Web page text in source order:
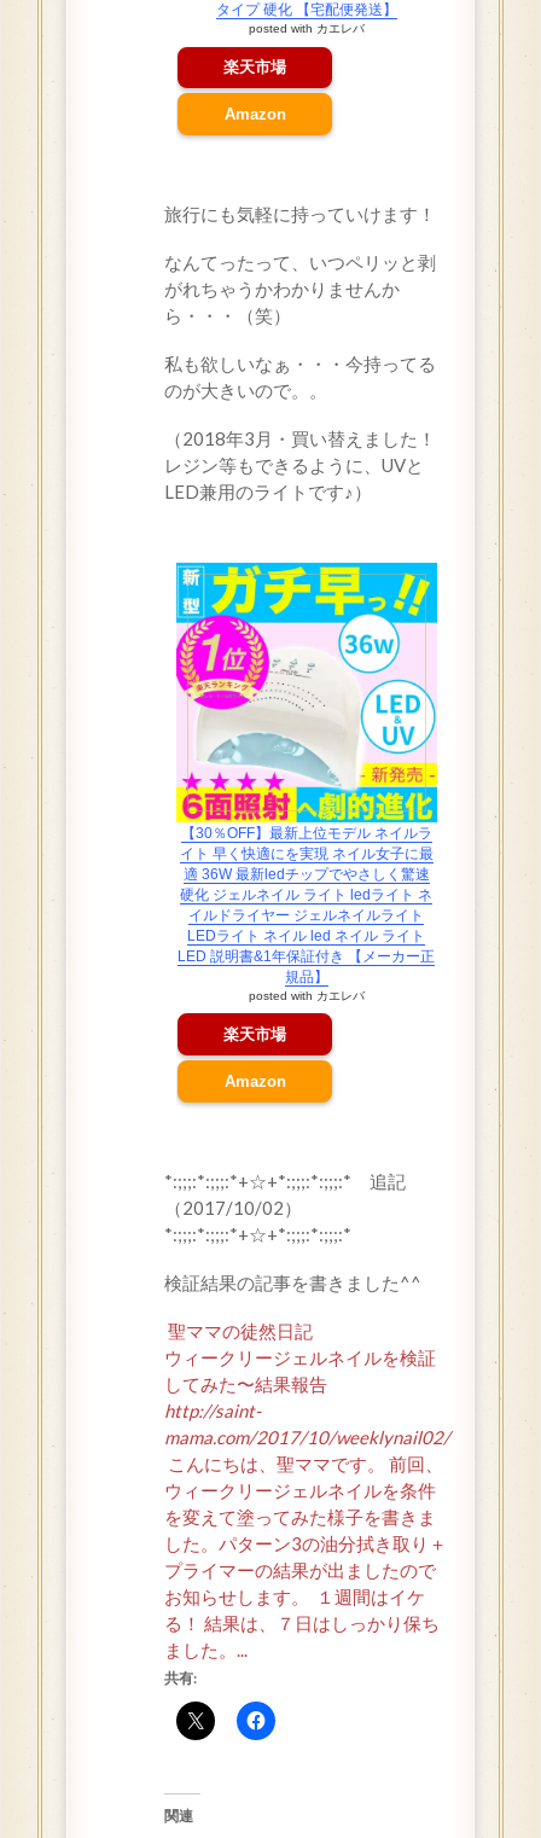
タイプ 硬化 【宅配便発送】
posted with カエレバ
楽天市場
Amazon
旅行にも気軽に持っていけます！
なんてったって、いつペリッと剥
がれちゃうかわかりませんか
ら・・・（笑）
私も欲しいなぁ・・・今持ってる
のが大きいので。。
（2018年3月・買い替えました！
レジン等もできるように、UVと
LED兼用のライトです♪）
【30％OFF】最新上位モデル ネイルラ
イト 早く快適にを実現 ネイル女子に最
適 36W 最新ledチップでやさしく驚速
硬化 ジェルネイル ライト ledライト ネ
イルドライヤー ジェルネイルライト
LEDライト ネイル led ネイル ライト
LED 説明書&1年保証付き 【メーカー正
規品】
posted with カエレバ
楽天市場
Amazon
*:;;;:*:;;;:*+☆+*:;;;:*:;;;:* 追記
（2017/10/02）
*:;;;:*:;;;:*+☆+*:;;;:*:;;;:*
検証結果の記事を書きました^^
聖ママの徒然日記
ウィークリージェルネイルを検証
してみた〜結果報告
http://saint-
mama.com/2017/10/weeklynail02/
こんにちは、聖ママです。 前回、
ウィークリージェルネイルを条件
を変えて塗ってみた様子を書きま
した。パターン3の油分拭き取り＋
プライマーの結果が出ましたので
お知らせします。 １週間はイケ
る！ 結果は、７日はしっかり保ち
ました。...
共有:
関連